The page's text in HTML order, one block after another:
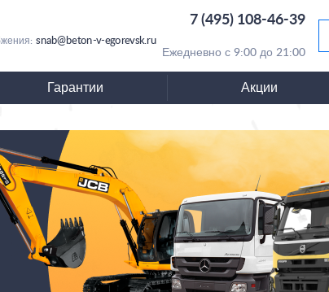
7 (495) 108-46-39
snab@beton-v-egorevsk.ru
Ежедневно с 9:00 до 21:00
Гарантии Акции